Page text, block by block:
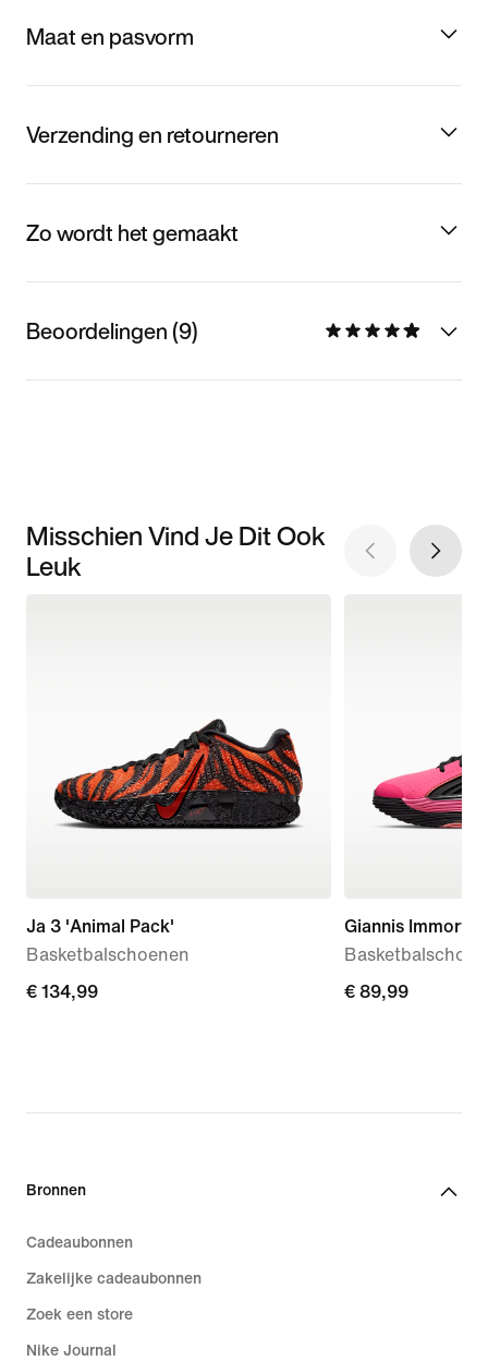
Maat en pasvorm
Verzending en retourneren
Zo wordt het gemaakt
Beoordelingen (9)
Misschien Vind Je Dit Ook
Leuk
Ja 3 'Animal Pack'
Basketbalschoenen
€ 134,99
€ 134,99
Giannis
€ 89,99
€ 89,99
Bronnen
Cadeaubonnen
Zakelijke cadeaubonnen
Zoek een store
Nike Journal